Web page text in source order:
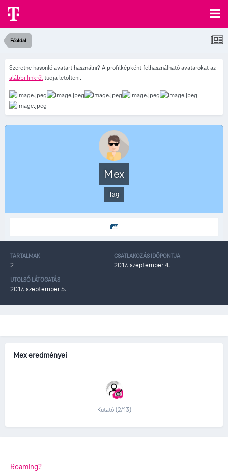
Főoldal
Szeretne hasonló avatart használni? A profilképként felhasználható avatarokat az
alábbi linkről tudja letölteni.
Mex
Tag
TARTALMAK
2
CSATLAKOZÁS IDŐPONTJA
2017. szeptember 4.
UTOLSÓ LÁTOGATÁS
2017. szeptember 5.
Mex eredményei
Kutató (2/13)
Roaming?